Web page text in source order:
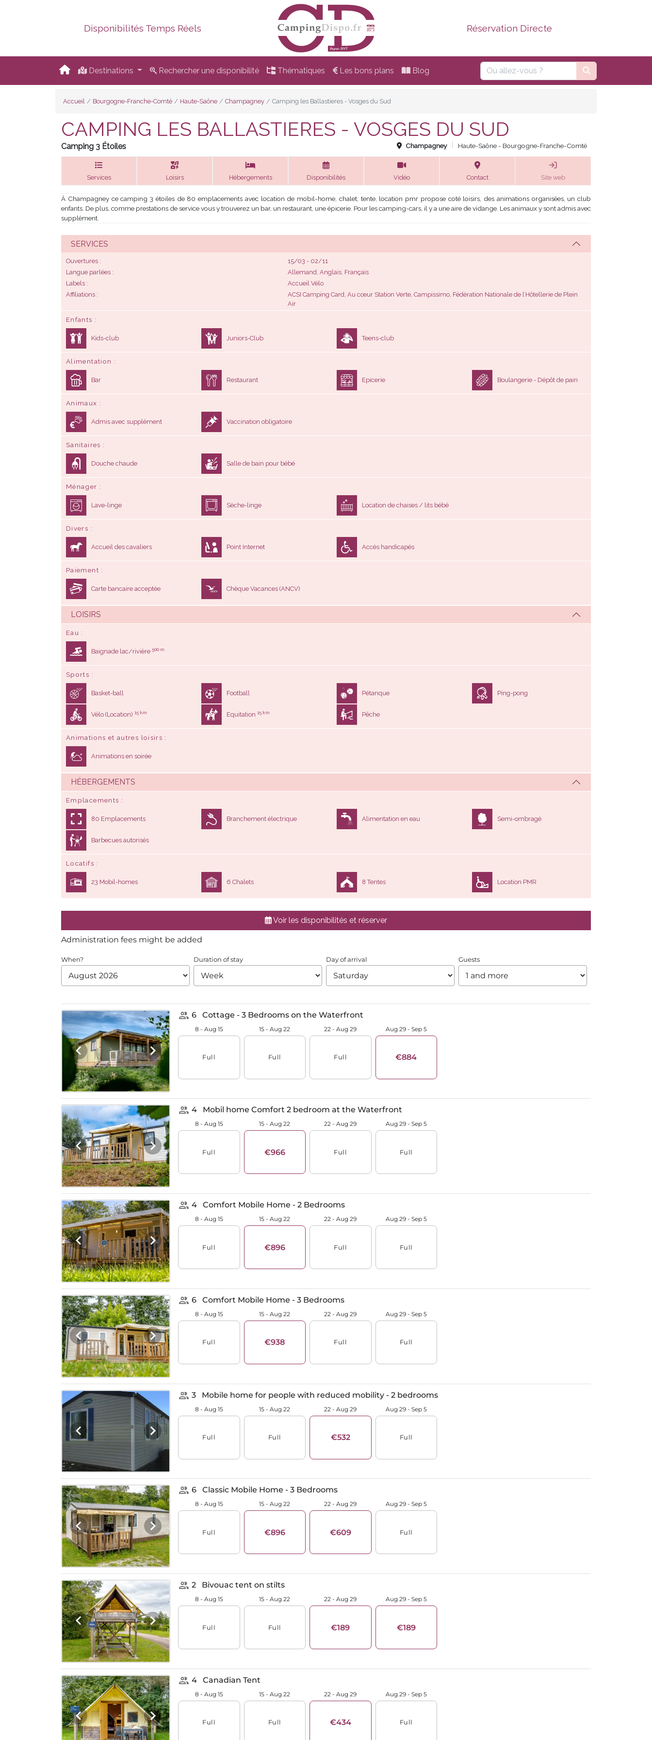
Disponibilités Temps Réels Réservation Directe
Destinations Rechercher une disponibilité Thématiques Les bons plans Blog
Accueil Bourgogne-Franche-Comté Haute-Saône Champagney Camping les Ballastieres - Vosges du Sud
CAMPING LES BALLASTIERES - VOSGES DU SUD
Camping 3 Étoiles Champagney Haute-Saône - Bourgogne-Franche-Comté
Services Loisirs Hébergements Disponibilités Vidéo Contact Site web
À Champagney ce camping 3 étoiles de 80 emplacements avec location de mobil-home, chalet, tente, location pmr propose coté loisirs, des animations organisées, un club
enfants. De plus, comme prestations de service vous y trouverez un bar, un restaurant, une épicerie. Pour les camping-cars, il y a une aire de vidange. Les animaux y sont admis avec
supplément.
SERVICES
Ouvertures
15/03 - 02/11
Langue parlées
Allemand, Anglais, Français
Labels
Accueil Vélo
Affiliations
ACSI Camping Card, Au cœur Station Verte, Campissimo, Fédération Nationale de l’Hôtellerie de Plein
Air
Enfants
Kids-club Juniors-Club Teens-club
Alimentation
Bar Restaurant Epicerie Boulangerie - Dépôt de pain
Animaux
Admis avec supplément Vaccination obligatoire
Sanitaires
Douche chaude Salle de bain pour bébé
Ménager
Lave-linge Sèche-linge Location de chaises / lits bébé
Divers
Accueil des cavaliers Point Internet Accès handicapés
Paiement
Carte bancaire acceptée Chèque Vacances (ANCV)
LOISIRS
Eau
Baignade lac/rivière 500 m
Sports
Basket-ball Football Pétanque Ping-pong
Vélo (Location) 15 km Equitation 15 km Pêche
Animations et autres loisirs
Animations en soirée
HÉBERGEMENTS
Emplacements
80 Emplacements Branchement électrique Alimentation en eau Semi-ombragé
Barbecues autorisés
Locatifs
23 Mobil-homes 6 Chalets 8 Tentes Location PMR
Voir les disponibilités et réserver